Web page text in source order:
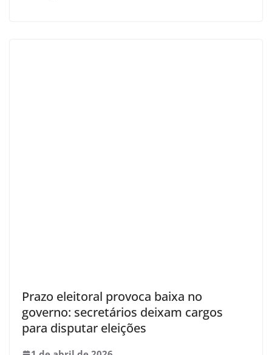
Prazo eleitoral provoca baixa no
governo: secretários deixam cargos
para disputar eleições